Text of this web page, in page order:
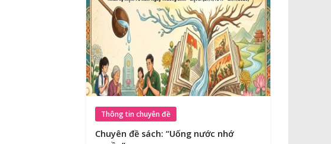
Thông tin chuyên đề
Chuyên đề sách: “Uống nước nhớ